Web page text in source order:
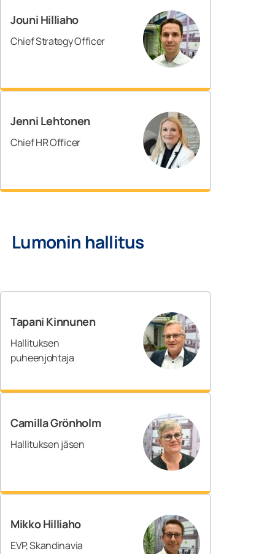
Jouni Hilliaho
Chief Strategy Officer
Jenni Lehtonen
Chief HR Officer
Lumonin hallitus
Tapani Kinnunen
Hallituksen
puheenjohtaja
Camilla Grönholm
Hallituksen jäsen
Mikko Hilliaho
EVP, Skandinavia